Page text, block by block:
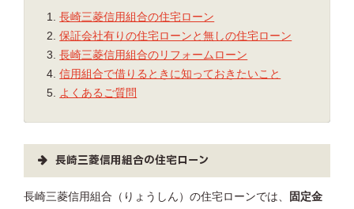
長崎三菱信用組合の住宅ローン
保証会社有りの住宅ローンと無しの住宅ローン
長崎三菱信用組合のリフォームローン
信用組合で借りるときに知っておきたいこと
よくあるご質問
長崎三菱信用組合の住宅ローン
長崎三菱信用組合（りょうしん）の住宅ローンでは、
固定金